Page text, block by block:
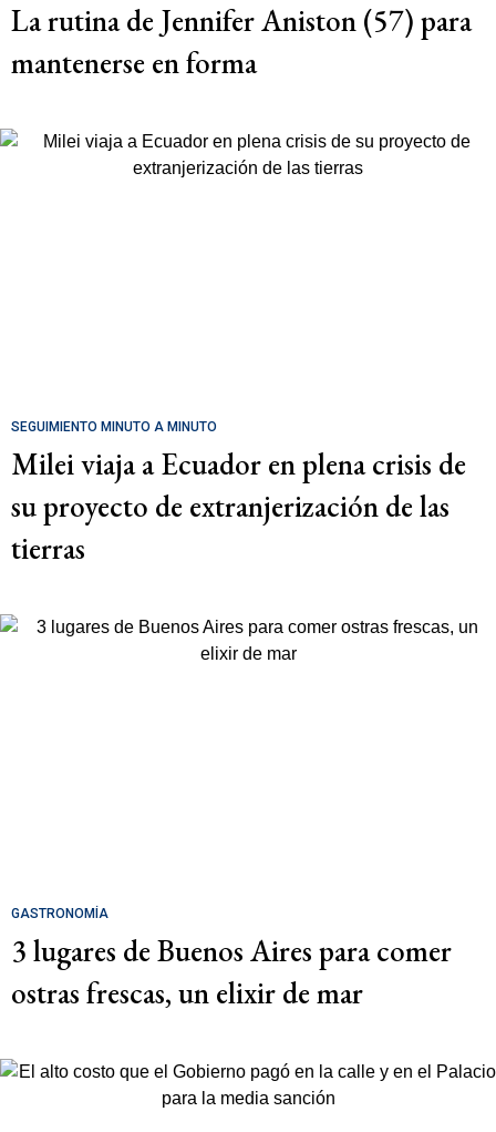
La rutina de Jennifer Aniston (57) para
mantenerse en forma
SEGUIMIENTO MINUTO A MINUTO
Milei viaja a Ecuador en plena crisis de
su proyecto de extranjerización de las
tierras
GASTRONOMÍA
3 lugares de Buenos Aires para comer
ostras frescas, un elixir de mar